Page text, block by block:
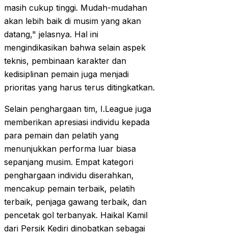
masih cukup tinggi. Mudah-mudahan
akan lebih baik di musim yang akan
datang," jelasnya. Hal ini
mengindikasikan bahwa selain aspek
teknis, pembinaan karakter dan
kedisiplinan pemain juga menjadi
prioritas yang harus terus ditingkatkan.
Selain penghargaan tim, I.League juga
memberikan apresiasi individu kepada
para pemain dan pelatih yang
menunjukkan performa luar biasa
sepanjang musim. Empat kategori
penghargaan individu diserahkan,
mencakup pemain terbaik, pelatih
terbaik, penjaga gawang terbaik, dan
pencetak gol terbanyak. Haikal Kamil
dari Persik Kediri dinobatkan sebagai